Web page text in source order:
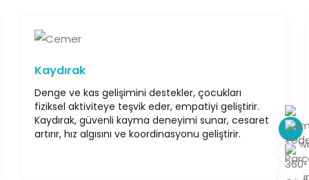
Kaydırak
Denge ve kas gelişimini destekler, çocukları
fiziksel aktiviteye teşvik eder, empatiyi geliştirir.
Kaydırak, güvenli kayma deneyimi sunar, cesaret
artırır, hız algısını ve koordinasyonu geliştirir.